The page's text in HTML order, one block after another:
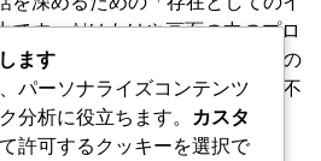
です。AIはもはや画面の中のプロ
の思考が響き、変容する「場その
の心理的成長や気づきを支える不
ょう。
ます
パーソナライズコンテンツ
分析に役立ちます。
カスタ
許可するクッキーを選択で